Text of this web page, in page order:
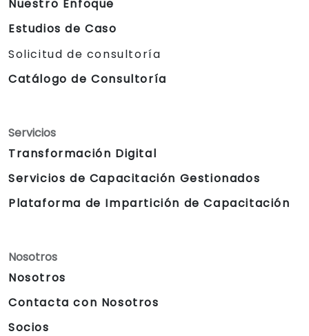
Nuestro Enfoque
Estudios de Caso
Solicitud de consultoría
Catálogo de Consultoría
Servicios
Transformación Digital
Servicios de Capacitación Gestionados
Plataforma de Impartición de Capacitación
Nosotros
Nosotros
Contacta con Nosotros
Socios